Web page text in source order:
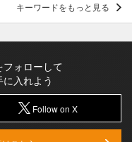
キーワードをもっと見る
ォローして
入れよう
Follow on X